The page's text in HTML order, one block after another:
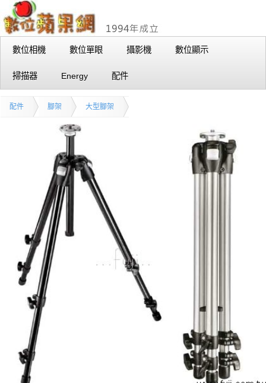
數位相機 數位單眼 攝影機 數位顯示
掃描器 Energy 配件
配件 腳架 大型腳架